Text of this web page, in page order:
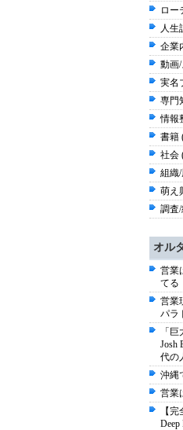
ロー
人生
企業
動画
実名
専門
情報
書籍
社会
組織
萌え
調査
オル
営業
てる
営業
パラ
「
Josh
代の
沖縄
営業
【